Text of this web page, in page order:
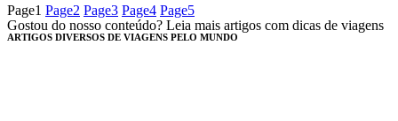
Page1 Page2 Page3 Page4 Page5
Gostou do nosso conteúdo? Leia mais artigos com dicas de viagens
ARTIGOS DIVERSOS DE VIAGENS PELO MUNDO​